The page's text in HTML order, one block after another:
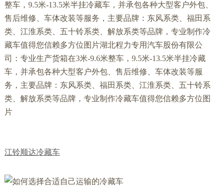
整车，9.5米-13.5米半挂冷藏车，并承包各种大型客户外包、
售后维修、车体改装等服务，主要品牌：东风系类、福田系
类、江淮系类、五十铃系类、解放系类等品牌，专业制作冷
藏车值得您信赖多方位图片湖北程力专用汽车股份有限公
司：专业生产货箱在3米-9.6米整车，9.5米-13.5米半挂冷藏
车，并承包各种大型客户外包、售后维修、车体改装等服
务，主要品牌：东风系类、福田系类、江淮系类、五十铃系
类、解放系类等品牌，专业制作冷藏车值得您信赖多方位图
片
江铃顺达冷藏车